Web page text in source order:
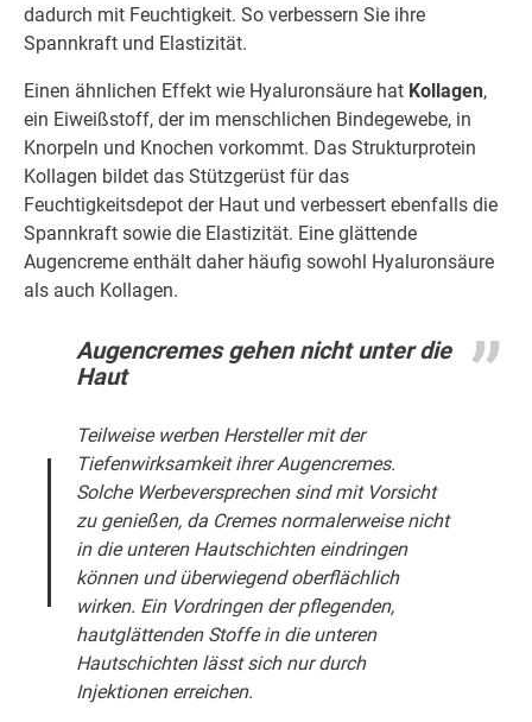
dadurch mit Feuchtigkeit. So verbessern Sie ihre
Spannkraft und Elastizität.
Einen ähnlichen Effekt wie Hyaluronsäure hat Kollagen,
ein Eiweißstoff, der im menschlichen Bindegewebe, in
Knorpeln und Knochen vorkommt. Das Strukturprotein
Kollagen bildet das Stützgerüst für das
Feuchtigkeitsdepot der Haut und verbessert ebenfalls die
Spannkraft sowie die Elastizität. Eine glättende
Augencreme enthält daher häufig sowohl Hyaluronsäure
als auch Kollagen.
Augencremes gehen nicht unter die
Haut
Teilweise werben Hersteller mit der
Tiefenwirksamkeit ihrer Augencremes.
Solche Werbeversprechen sind mit Vorsicht
zu genießen, da Cremes normalerweise nicht
in die unteren Hautschichten eindringen
können und überwiegend oberflächlich
wirken. Ein Vordringen der pflegenden,
hautglättenden Stoffe in die unteren
Hautschichten lässt sich nur durch
Injektionen erreichen.